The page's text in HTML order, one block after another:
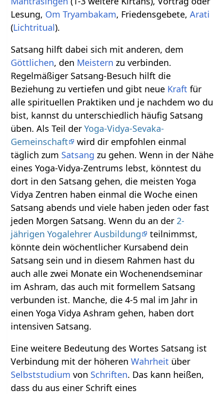
Lesung, Om Tryambakam, Friedensgebete,Arati
(Lichtritual).
Satsang hilft dabei sich mit anderen, dem
Göttlichen, den Meistern zu verbinden.
Regelmäßiger Satsang-Besuch hilft die
Beziehung zu vertiefen und gibt neue Kraft für
alle spirituellen Praktiken und je nachdem wo du
bist, kannst du unterschiedlich häufig Satsang
üben. Als Teil derYoga-Vidya-Sevaka-
Gemeinschaft
wird dir empfohlen einmal
täglich zum Satsang zu gehen. Wenn in der Nähe
eines Yoga-Vidya-Zentrums lebst, könntest du
dort in den Satsang gehen, die meisten Yoga
Vidya Zentren haben einmal die Woche einen
Satsang abends und viele haben jeden oder fast
jeden Morgen Satsang. Wenn du an der2-
jährigen Yogalehrer Ausbildung
teilnimmst,
könnte dein wöchentlicher Kursabend dein
Satsang sein und in diesem Rahmen hast du
auch alle zwei Monate ein Wochenendseminar
im Ashram, das auch mit formellem Satsang
verbunden ist. Manche, die 4-5 mal im Jahr in
einen Yoga Vidya Ashram gehen, haben dort
intensiven Satsang.
Eine weitere Bedeutung des Wortes Satsang ist
Verbindung mit der höherenWahrheit über
Selbststudium von Schriften. Das kann heißen,
dass du aus einer Schrift eines